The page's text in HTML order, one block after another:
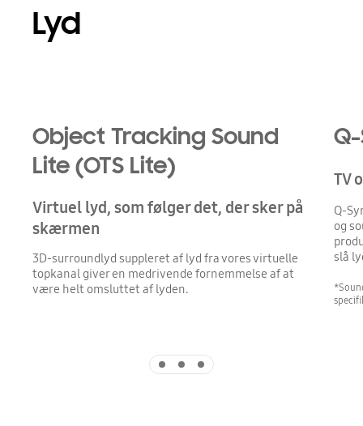
Lyd
Object Tracking Sound
Lite (OTS Lite)
Virtuel lyd, som følger det, der sker på
skærmen
3D-surroundlyd suppleret af lyd fra vores virtuelle
topkanal giver en medrivende fornemmelse af at
være helt omsluttet af lyden.
TV
Q-
og
slå